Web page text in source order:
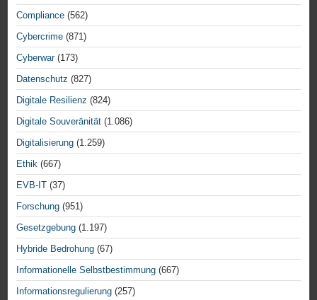
Compliance (562)
Cybercrime (871)
Cyberwar(173)
Datenschutz (827)
Digitale Resilienz (824)
Digitale Souveränität (1.086)
Digitalisierung (1.259)
Ethik (667)
EVB-IT (37)
Forschung (951)
Gesetzgebung (1.197)
Hybride Bedrohung (67)
Informationelle Selbstbestimmung (667)
Informationsregulierung (257)